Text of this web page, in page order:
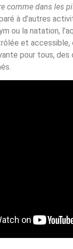
comme dans les
à d’autres
ou la natation,
et accessible,
pour tous, des